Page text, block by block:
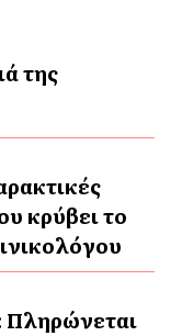
της
κρύβει το
Πληρώνεται